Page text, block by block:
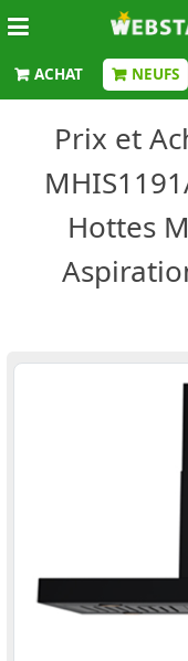
ACHAT NEUFS
Prix et
Hottes